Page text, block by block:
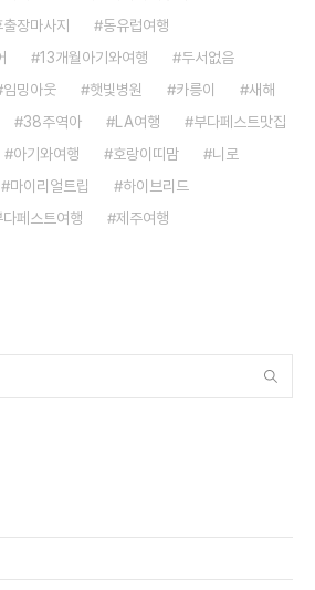
장마사지
동유럽여행
13개월아기와여행
두서없음
임밍아웃 햇빛병원 카릉이
새해
38주역아 LA여행
부다페스트맛집
아기와여행 호랑이띠맘
니로
마이리얼트립
하이브리드
다페스트여행 제주여행